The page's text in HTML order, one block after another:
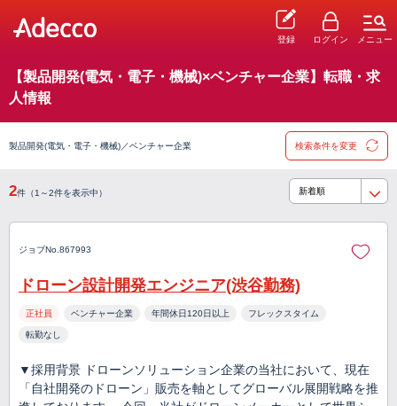
登録 ログイン メニュー
【製品開発(電気・電子・機械)×ベンチャー企業】転職・求
人情報
製品開発(電気・電子・機械)／ベンチャー企業 検索条件を変更
2件（1～2件を表示中）
ジョブNo.867993
ドローン設計開発エンジニア(渋谷勤務)
正社員 ベンチャー企業 年間休日120日以上 フレックスタイム
転勤なし
▼採用背景 ドローンソリューション企業の当社において、現在
「自社開発のドローン」販売を軸としてグローバル展開戦略を推